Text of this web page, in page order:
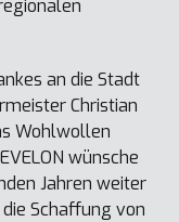
an die Stadt
Christian
Wohlwollen
wünsche
Jahren weiter
Schaffung von